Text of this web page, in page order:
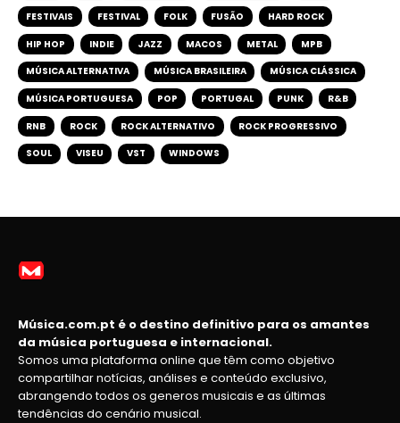
FESTIVAIS FESTIVAL FOLK FUSÃO HARD ROCK
HIP HOP INDIE JAZZ MACOS METAL MPB
MÚSICA ALTERNATIVA MÚSICA BRASILEIRA MÚSICA CLÁSSICA
MÚSICA PORTUGUESA POP PORTUGAL PUNK R&B
RNB ROCK ROCK ALTERNATIVO ROCK PROGRESSIVO
SOUL VISEU VST WINDOWS
Música.com.pt é o destino definitivo para os amantes
da música portuguesa e internacional.
Somos uma plataforma online que têm como objetivo
compartilhar notícias, análises e conteúdo exclusivo,
abrangendo todos os generos musicais e as últimas
tendências do cenário musical.